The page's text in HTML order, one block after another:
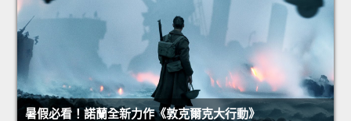
暑假必看！諾蘭全新力作《敦克爾克大行動》